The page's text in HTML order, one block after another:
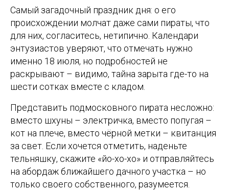
Самый загадочный праздник дня: о его
происхождении молчат даже сами пираты, что
для них, согласитесь, нетипично. Календари
энтузиастов уверяют, что отмечать нужно
именно 18 июля, но подробностей не
раскрывают – видимо, тайна зарыта где-то на
шести сотках вместе с кладом.
Представить подмосковного пирата несложно:
вместо шхуны – электричка, вместо попугая –
кот на плече, вместо чёрной метки – квитанция
за свет. Если хочется отметить, наденьте
тельняшку, скажите «йо-хо-хо» и отправляйтесь
на абордаж ближайшего дачного участка – но
только своего собственного, разумеется.